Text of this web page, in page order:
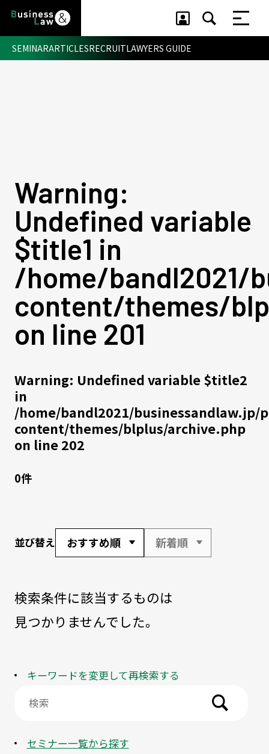
SEMINARARTICLESRECRUITLAWYERS GUIDE
Warning:
Undefined variable
$title1 in
/home/bandl2021/
content/themes/
on line 201
Warning: Undefined variable $title2
in
/home/bandl2021/
content/themes/blplus/archive.php
on line202
0件
並び替え おすすめ順 新着順
検索条件に該当するものは
見つかりませんでした。
キーワードを変更して再検索する
セミナー一覧から探す